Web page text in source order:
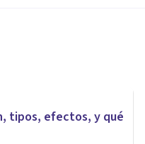
tipos, efectos, y qué